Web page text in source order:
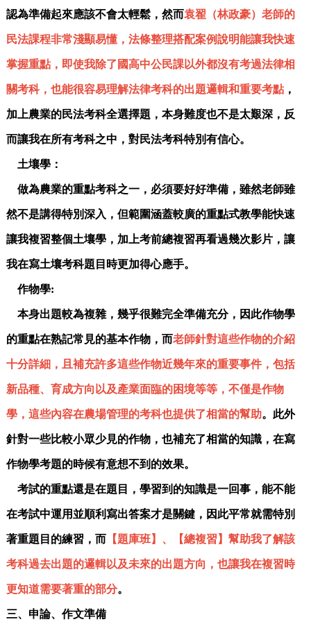
認為準備起來應該不會太輕鬆，然而袁翟（林政豪）老師的
民法課程非常淺顯易懂，法條整理搭配案例說明能讓我快速
掌握重點，即使我除了國高中公民課以外都沒有考過法律相
關考科，也能很容易理解法律考科的出題邏輯和重要考點，
加上農業的民法考科全選擇題，本身難度也不是太艱深，反
而讓我在所有考科之中，對民法考科特別有信心。
土壤學：
做為農業的重點考科之一，必須要好好準備，雖然老師雖
然不是講得特別深入，但範圍涵蓋較廣的重點式教學能快速
讓我複習整個土壤學，加上考前總複習再看過幾次影片，讓
我在寫土壤考科題目時更加得心應手。
作物學:
本身出題較為複雜，幾乎很難完全準備充分，因此作物學
的重點在熟記常見的基本作物，而老師針對這些作物的介紹
十分詳細，且補充許多這些作物近幾年來的重要事件，包括
新品種、育成方向以及產業面臨的困境等等，不僅是作物
學，這些內容在農場管理的考科也提供了相當的幫助。此外
針對一些比較小眾少見的作物，也補充了相當的知識，在寫
作物學考題的時候有意想不到的效果。
考試的重點還是在題目，學習到的知識是一回事，能不能
在考試中運用並順利寫出答案才是關鍵，因此平常就需特別
著重題目的練習，而【題庫班】、【總複習】幫助我了解該
考科過去出題的邏輯以及未來的出題方向，也讓我在複習時
更知道需要著重的部分。
三、申論、作文準備